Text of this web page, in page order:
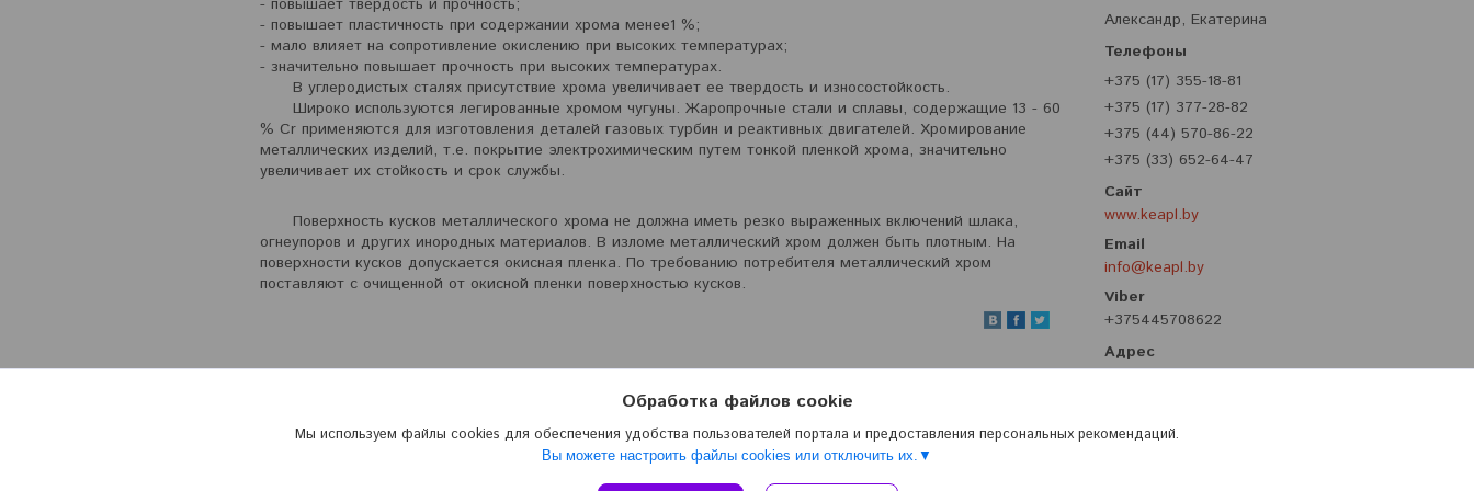
Александр, Екатерина
+375 (17) 355-18-81
+375 (17) 377-28-82
+375 (44) 570-86-22
+375 (33) 652-64-47
www.keapl.by
info@keapl.by
+375445708622
- повышает твердость и прочность;
- повышает пластичность при содержании хрома менее1 %;
- мало влияет на сопротивление окислению при высоких температурах;
- значительно повышает прочность при высоких температурах.
В углеродистых сталях присутствие хрома увеличивает ее твердость и износостойкость.
Широко используются легированные хромом чугуны. Жаропрочные стали и сплавы, содержащие 13 - 60
% Cr применяются для изготовления деталей газовых турбин и реактивных двигателей. Хромирование
металлических изделий, т.е. покрытие электрохимическим путем тонкой пленкой хрома, значительно
увеличивает их стойкость и срок службы.
Поверхность кусков металлического хрома не должна иметь резко выраженных включений шлака,
огнеупоров и других инородных материалов. В изломе металлический хром должен быть плотным. На
поверхности кусков допускается окисная пленка. По требованию потребителя металлический хром
поставляют с очищенной от окисной пленки поверхностью кусков.
Обработка файлов cookie
Мы используем файлы cookies для обеспечения удобства пользователей портала и предоставления персональных рекомендаций.
Вы можете настроить файлы cookies или отключить их.